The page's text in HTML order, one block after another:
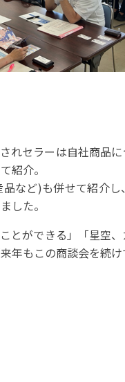
会員の入退会一覧
れセラーは自社商品
紹介。
など)も併せて紹介
した。
とができる」「星空
年もこの商談会を続